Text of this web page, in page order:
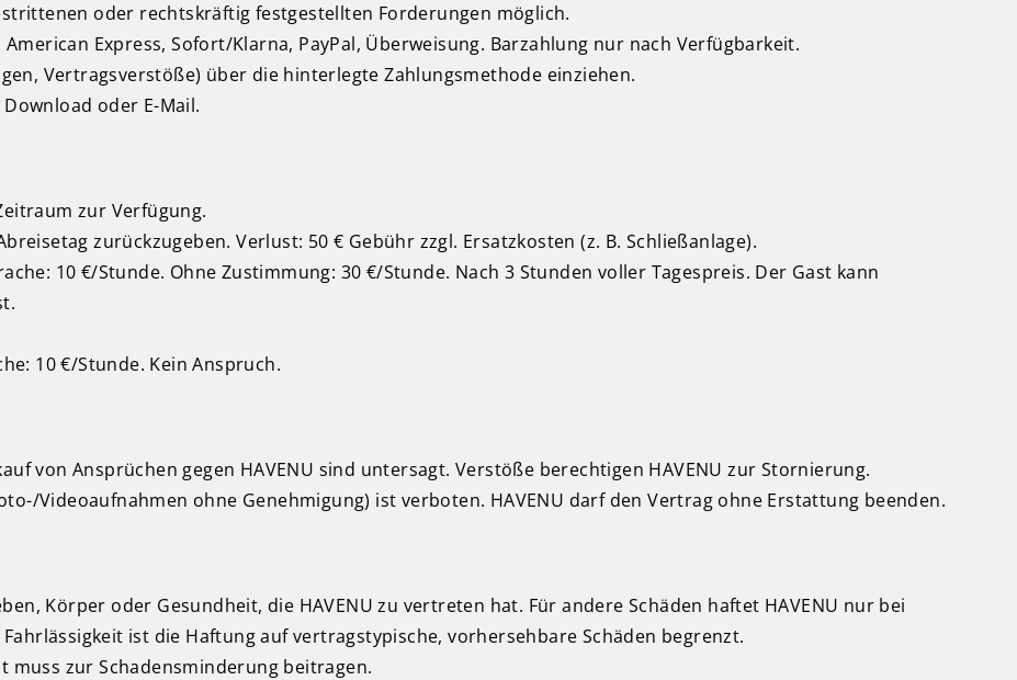
oder rechtskräftig festgestellten Forderungen möglich.
Express, Sofort/Klarna, PayPal, Überweisung. Barzahlung nur nach Verfügbarkeit.
Vertragsverstöße) über die hinterlegte Zahlungsmethode einziehen.
oder E-Mail.
zur Verfügung.
zurückzugeben. Verlust: 50 € Gebühr zzgl. Ersatzkosten (z. B. Schließanlage).
10 €/Stunde. Ohne Zustimmung: 30 €/Stunde. Nach 3 Stunden voller Tagespreis. Der Gast kann
10 €/Stunde. Kein Anspruch.
von Ansprüchen gegen HAVENU sind untersagt. Verstöße berechtigen HAVENU zur Stornierung.
Videoaufnahmen ohne Genehmigung) ist verboten. HAVENU darf den Vertrag ohne Erstattung beenden.
Körper oder Gesundheit, die HAVENU zu vertreten hat. Für andere Schäden haftet HAVENU nur bei
ist die Haftung auf vertragstypische, vorhersehbare Schäden begrenzt.
muss zur Schadensminderung beitragen.